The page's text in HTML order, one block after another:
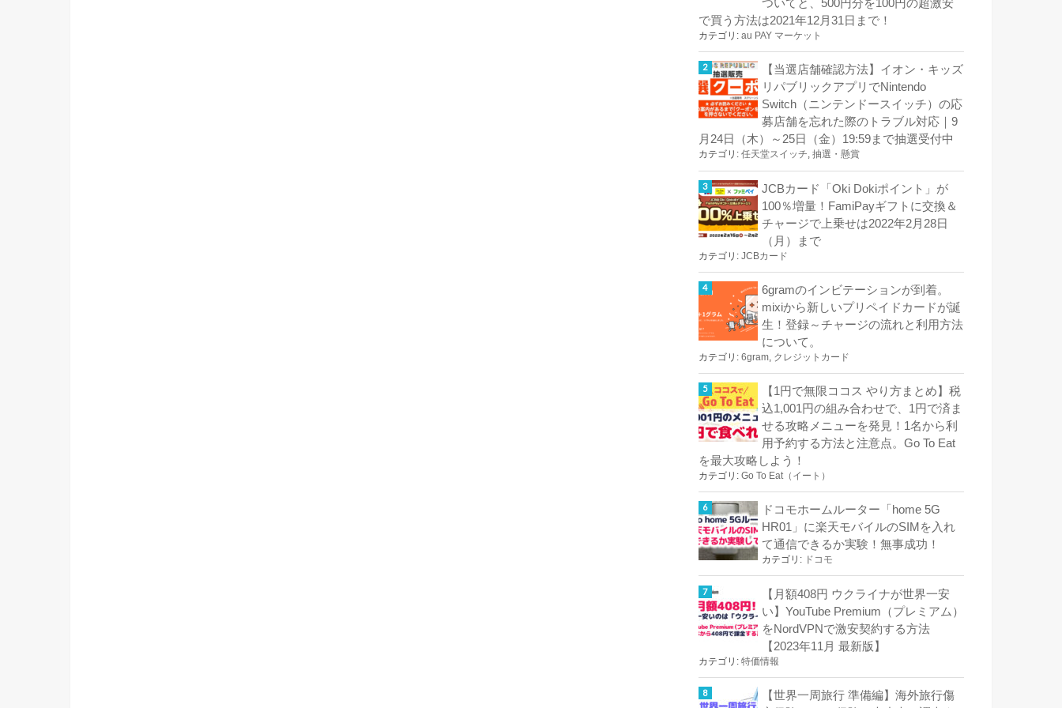
ついてと、500円分を100円の超激安
で買う方法は2021年12月31日まで！
カテゴリ: au PAY マーケット
【当選店舗確認方法】イオン・キッズ
リパブリックアプリでNintendo
Switch（ニンテンドースイッチ）の応
募店舗を忘れた際のトラブル対応｜9
月24日（木）～25日（金）19:59まで抽選受付中
カテゴリ: 任天堂スイッチ, 抽選・懸賞
JCBカード「Oki Dokiポイント」が
100％増量！FamiPayギフトに交換＆
チャージで上乗せは2022年2月28日
（月）まで
カテゴリ: JCBカード
6gramのインビテーションが到着。
mixiから新しいプリペイドカードが誕
生！登録～チャージの流れと利用方法
について。
カテゴリ: 6gram, クレジットカード
【1円で無限ココス やり方まとめ】税
込1,001円の組み合わせで、1円で済ま
せる攻略メニューを発見！1名から利
用予約する方法と注意点。Go To Eat
を最大攻略しよう！
カテゴリ: Go To Eat（イート）
ドコモホームルーター「home 5G
HR01」に楽天モバイルのSIMを入れ
て通信できるか実験！無事成功！
カテゴリ: ドコモ
【月額408円 ウクライナが世界一安
い】YouTube Premium（プレミアム）
をNordVPNで激安契約する方法
【2023年11月 最新版】
カテゴリ: 特価情報
【世界一周旅行 準備編】海外旅行傷